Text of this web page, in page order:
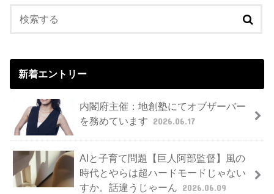
新着エントリー
内閣府主催：地創塾にてオブザーバー
を務めています 2026.06.17
AIと子育て問題【巨人阿部監督】風の
時代とやらは超ハードモードじゃない
すか。話違うじゃーん 2026.06.09